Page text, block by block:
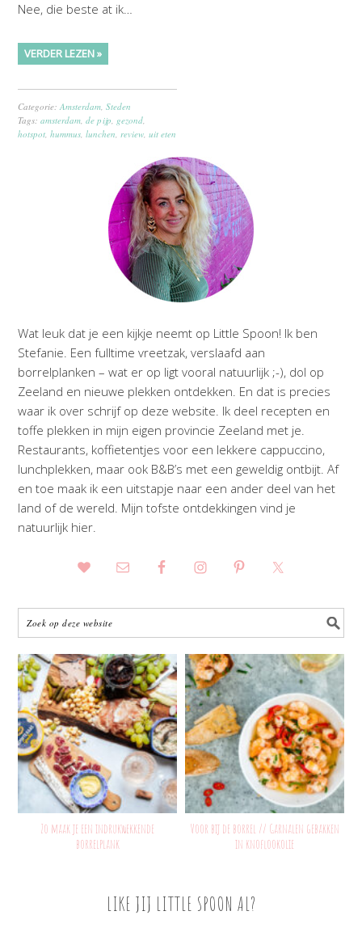
Nee, die beste at ik…
VERDER LEZEN »
Categorie:Amsterdam,Steden
Tags:amsterdam,de pijp, gezond,
hotspot,hummus,lunchen,review,uit eten
Wat leuk dat je een kijkje neemt op Little Spoon! Ik ben
Stefanie. Een fulltime vreetzak, verslaafd aan
borrelplanken – wat er op ligt vooral natuurlijk ;-), dol op
Zeeland en nieuwe plekken ontdekken. En dat is precies
waar ik over schrijf op deze website. Ik deel recepten en
toffe plekken in mijn eigen provincie Zeeland met je.
Restaurants, koffietentjes voor een lekkere cappuccino,
lunchplekken, maar ook B&B’s met een geweldig ontbijt. Af
en toe maak ik een uitstapje naar een ander deel van het
land of de wereld. Mijn tofste ontdekkingen vind je
natuurlijk hier.
Zo maak je een indrukwekkende
borrelplank
Voor bij de borrel // Garnalen gebakken
in knoflookolie
LIKE JIJ LITTLE SPOON AL?